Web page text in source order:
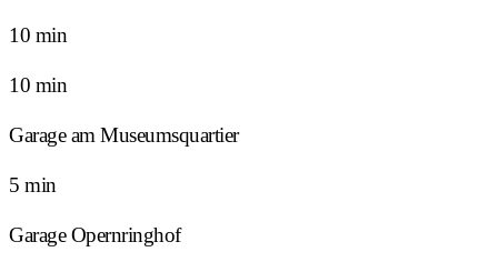
10 min
10 min
Garage am Museumsquartier
5 min
Garage Opernringhof